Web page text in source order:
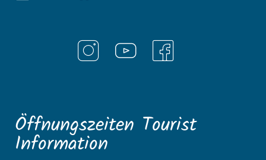
Öffnungszeiten Tourist
Information